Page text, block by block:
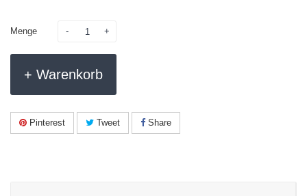
Menge
+ Warenkorb
Pinterest Tweet Share